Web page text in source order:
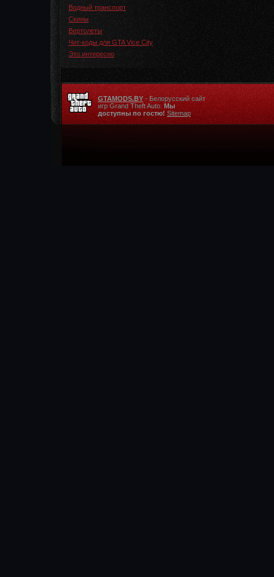
Водный транспорт
Скины
Вертолеты
Чит-коды для GTA Vice City
Это интересно
GTAMODS.BY - Белорусский сайт
игр Grand Theft Auto. Мы
доступны по гостю! Sitemap